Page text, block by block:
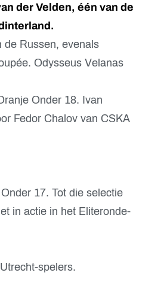
der Velden, één van de
de Russen, evenals
Odysseus Velanas
Onder 18. Ivan
Fedor Chalov van CSKA
17. Tot die selectie
in actie in het Eliteronde-
spelers.